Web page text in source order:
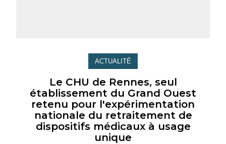
ACTUALITÉ
Le CHU de Rennes, seul
établissement du Grand Ouest
retenu pour l'expérimentation
nationale du retraitement de
dispositifs médicaux à usage
unique